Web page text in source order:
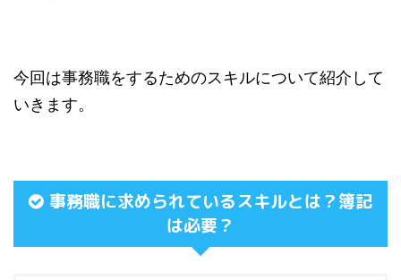
今回は事務職をするためのスキルについて紹介して
いきます。
事務職に求められているスキルとは？簿記
は必要？